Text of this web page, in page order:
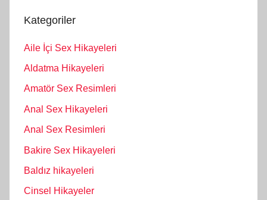
Kategoriler
Aile İçi Sex Hikayeleri
Aldatma Hikayeleri
Amatör Sex Resimleri
Anal Sex Hikayeleri
Anal Sex Resimleri
Bakire Sex Hikayeleri
Baldız hikayeleri
Cinsel Hikayeler